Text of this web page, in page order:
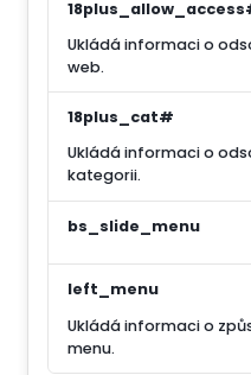
Ukládá informaci o
web.
18plus_cat#
Ukládá informaci o
kategorii.
bs_slide_menu
left_menu
Ukládá informaci o
menu.